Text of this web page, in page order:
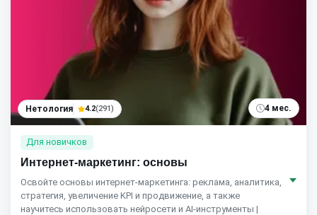
Нетология 4.2(291) 4 мес.
Для новичков
Интернет-маркетинг: основы
Освойте основы интернет-маркетинга: реклама, аналитика,
стратегия, увеличение KPI и продвижение, а также
научитесь использовать нейросети и AI-инструменты |